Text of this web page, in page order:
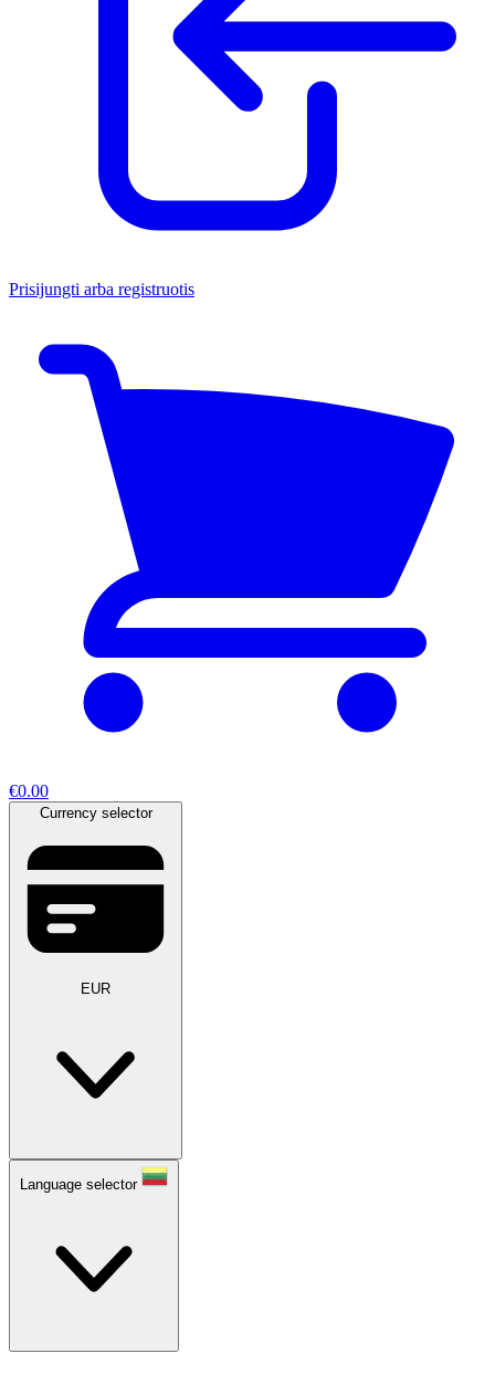
Prisijungti arba registruotis
€0.00
Currency selector
EUR
Language selector